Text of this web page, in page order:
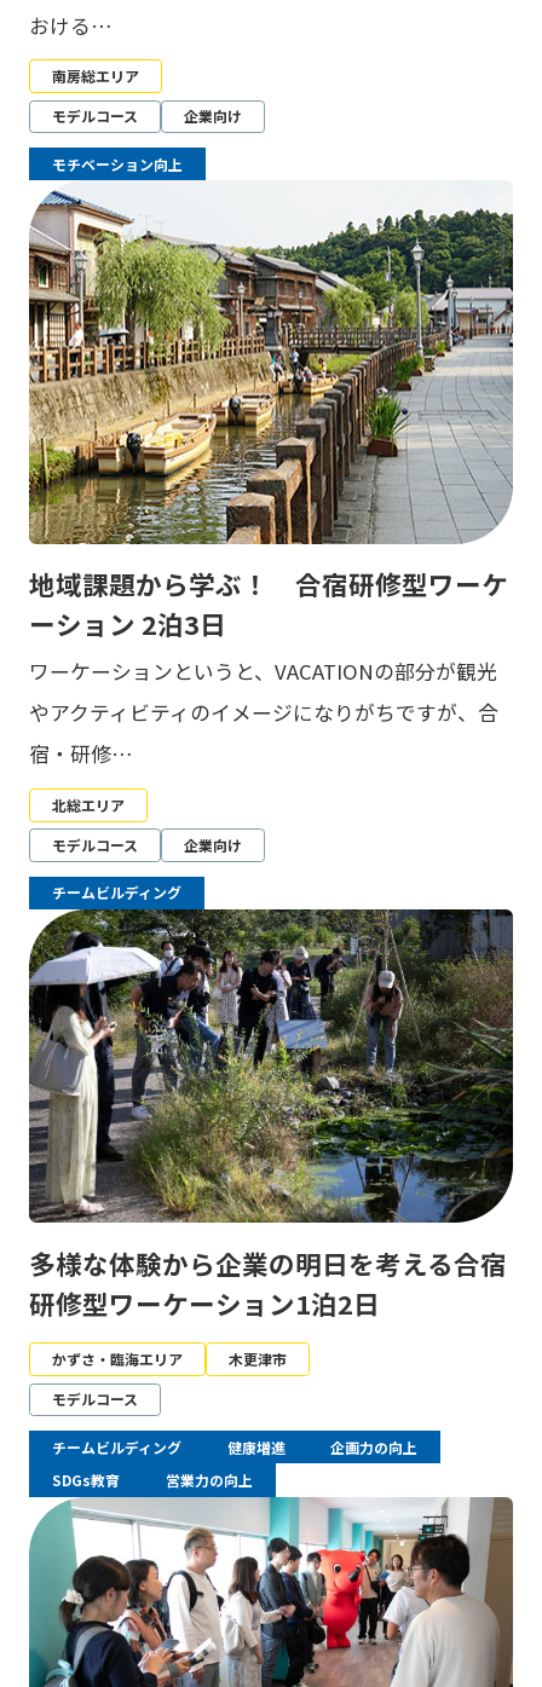
おける…
南房総エリア
モデルコース
企業向け
モチベーション向上
地域課題から学ぶ！ 合宿研修型ワーケ
ーション 2泊3日
ワーケーションというと、VACATIONの部分が観光
やアクティビティのイメージになりがちですが、合
宿・研修…
北総エリア
モデルコース
企業向け
チームビルディング
多様な体験から企業の明日を考える合宿
研修型ワーケーション1泊2日
かずさ・臨海エリア
木更津市
モデルコース
チームビルディング 健康増進
企画力の向上
SDGs教育
営業力の向上